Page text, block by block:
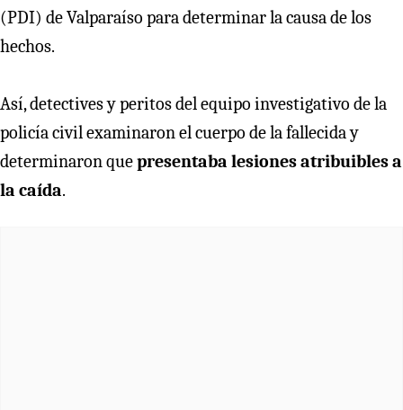
(PDI) de Valparaíso para determinar la causa de los
hechos.
Así, detectives y peritos del equipo investigativo de la
policía civil examinaron el cuerpo de la fallecida y
determinaron quepresentaba lesiones atribuibles a
la caída.